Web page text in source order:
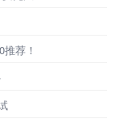
荐！